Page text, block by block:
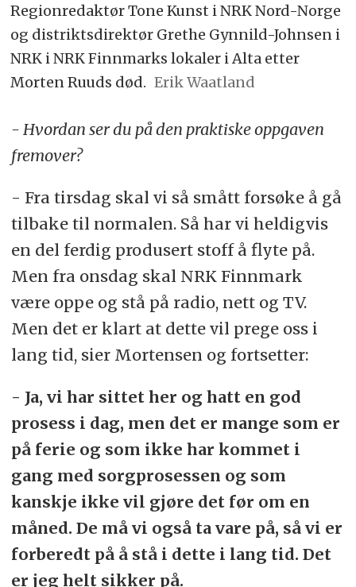
Regionredaktør Tone Kunst i NRK Nord-Norge
og distriktsdirektør Grethe Gynnild-Johnsen i
NRK i NRK Finnmarks lokaler i Alta etter
Morten Ruuds død. Erik Waatland
- Hvordan ser du på den praktiske oppgaven
fremover?
- Fra tirsdag skal vi så smått forsøke å gå
tilbake til normalen. Så har vi heldigvis
en del ferdig produsert stoff å flyte på.
Men fra onsdag skal NRK Finnmark
være oppe og stå på radio, nett og TV.
Men det er klart at dette vil prege oss i
lang tid, sier Mortensen og fortsetter:
- Ja, vi har sittet her og hatt en god
prosess i dag, men det er mange som er
på ferie og som ikke har kommet i
gang med sorgprosessen og som
kanskje ikke vil gjøre det før om en
måned. De må vi også ta vare på, så vi er
forberedt på å stå i dette i lang tid. Det
er jeg helt sikker på.